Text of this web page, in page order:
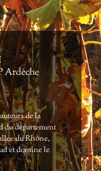
Ardèche
de la
du département
du Rhône,
et domine le